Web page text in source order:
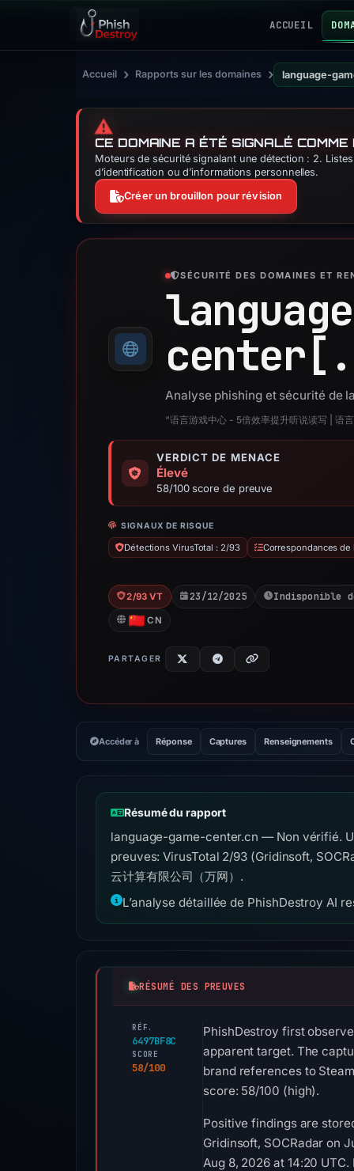
ACCUEIL
Accueil › Rapports sur les domaines › language-
⚠️
CE DOMAINE A ÉTÉ SIGNALÉ
Moteurs de sécurité signalant une détection : 2.
d’identification ou d’informations personnelles.
Créer un brouillon pour révision
SÉCURITÉ DES DOMAINES ET
Analyse phishing et sécurité de
“语言游戏中心 - 5倍效率提升听说读写 | 语
VERDICT DE MENACE
Élevé
58/100 score de preuve
SIGNAUX DE RISQUE
Détections VirusTotal : 2/93 Correspondances de
2/93 VT 23/12/2025 Indisponible
CN
PARTAGER
Accéder à Réponse Captures Renseignements
Résumé du rapport
language-game-center.cn — Non vérifié.
preuves: VirusTotal 2/93 (Gridinsoft,
云计算有限公司（万网）.
L’analyse détaillée de PhishDestroy AI
RÉSUMÉ DES PREUVES
RÉF.
6497BF8C
SCORE
58/100
PhishDestroy first
apparent target. The
brand references to
score: 58/100 (high).
Positive findings are
Gridinsoft, SOCRadar on
Aug 8, 2026 at 14:20